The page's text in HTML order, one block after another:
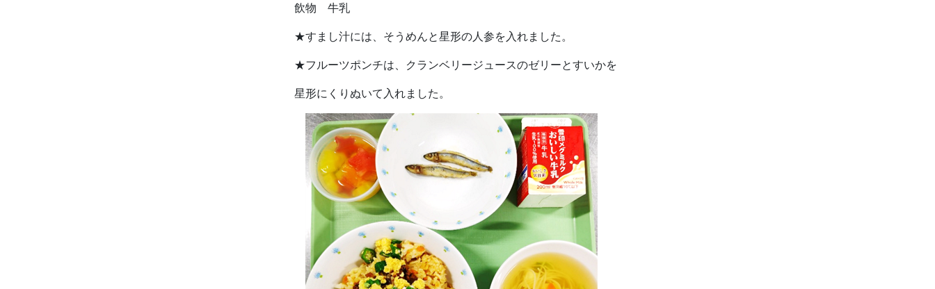
飲物 牛乳
★すまし汁には、そうめんと星形の人参を入れました。
★フルーツポンチは、クランベリージュースのゼリーとすいかを
星形にくりぬいて入れました。